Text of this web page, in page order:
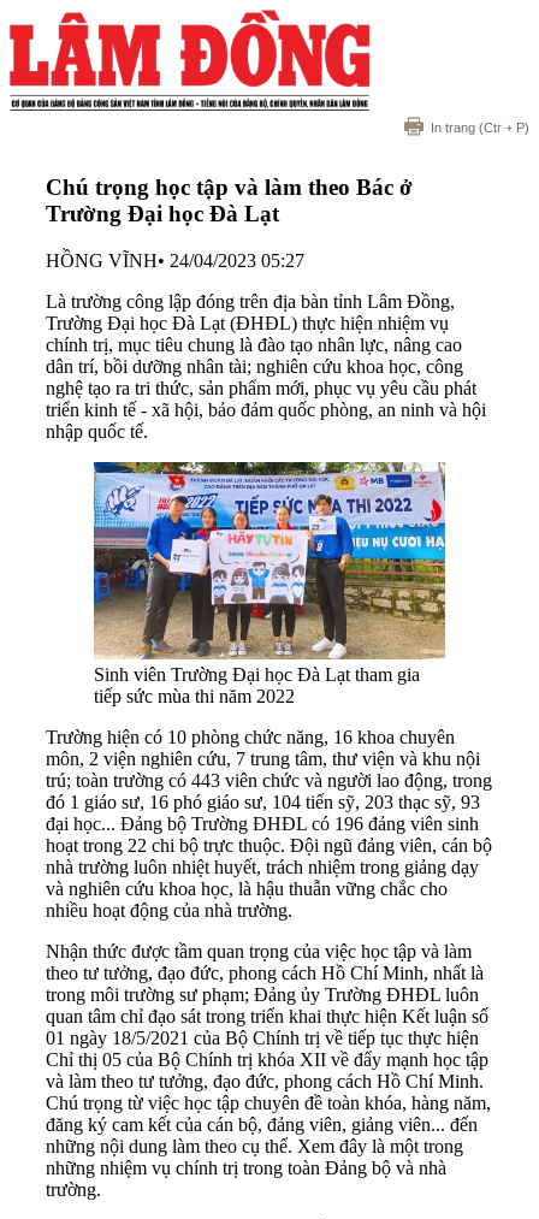
In trang (Ctr + P)
Chú trọng học tập và làm theo Bác ở
Trường Đại học Đà Lạt
HỒNG VĨNH• 24/04/2023 05:27
Là trường công lập đóng trên địa bàn tỉnh Lâm Đồng,
Trường Đại học Đà Lạt (ĐHĐL) thực hiện nhiệm vụ
chính trị, mục tiêu chung là đào tạo nhân lực, nâng cao
dân trí, bồi dưỡng nhân tài; nghiên cứu khoa học, công
nghệ tạo ra tri thức, sản phẩm mới, phục vụ yêu cầu phát
triển kinh tế - xã hội, bảo đảm quốc phòng, an ninh và hội
nhập quốc tế.
Sinh viên Trường Đại học Đà Lạt tham gia
tiếp sức mùa thi năm 2022
Trường hiện có 10 phòng chức năng, 16 khoa chuyên
môn, 2 viện nghiên cứu, 7 trung tâm, thư viện và khu nội
trú; toàn trường có 443 viên chức và người lao động, trong
đó 1 giáo sư, 16 phó giáo sư, 104 tiến sỹ, 203 thạc sỹ, 93
đại học... Đảng bộ Trường ĐHĐL có 196 đảng viên sinh
hoạt trong 22 chi bộ trực thuộc. Đội ngũ đảng viên, cán bộ
nhà trường luôn nhiệt huyết, trách nhiệm trong giảng dạy
và nghiên cứu khoa học, là hậu thuẫn vững chắc cho
nhiều hoạt động của nhà trường.
Nhận thức được tầm quan trọng của việc học tập và làm
theo tư tưởng, đạo đức, phong cách Hồ Chí Minh, nhất là
trong môi trường sư phạm; Đảng ủy Trường ĐHĐL luôn
quan tâm chỉ đạo sát trong triển khai thực hiện Kết luận số
01 ngày 18/5/2021 của Bộ Chính trị về tiếp tục thực hiện
Chỉ thị 05 của Bộ Chính trị khóa XII về đẩy mạnh học tập
và làm theo tư tưởng, đạo đức, phong cách Hồ Chí Minh.
Chú trọng từ việc học tập chuyên đề toàn khóa, hàng năm,
đăng ký cam kết của cán bộ, đảng viên, giảng viên... đến
những nội dung làm theo cụ thể. Xem đây là một trong
những nhiệm vụ chính trị trong toàn Đảng bộ và nhà
trường.